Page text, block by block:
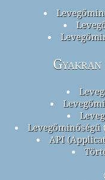
API